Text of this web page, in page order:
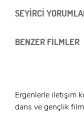
SEYİRCİ
BENZER FİLMLER
Ergenlerle iletişim
dans ve gençlik